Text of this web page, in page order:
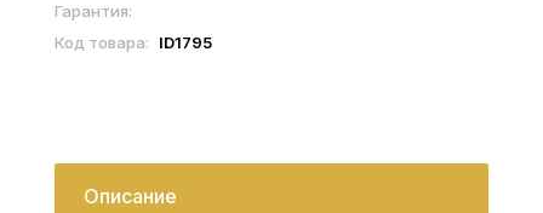
Гарантия:
Код товара:
ID1795
Описание